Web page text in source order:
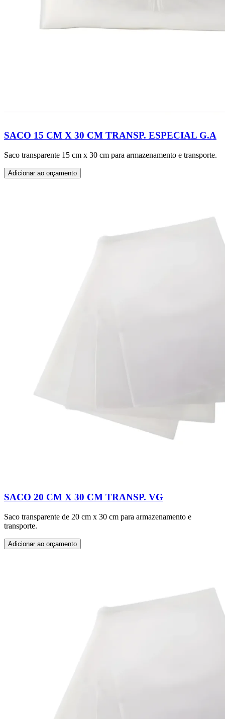
SACO 15 CM X 30 CM TRANSP. ESPECIAL G.A
Saco transparente 15 cm x 30 cm para armazenamento e transporte.
Adicionar ao orçamento
SACO 20 CM X 30 CM TRANSP. VG
Saco transparente de 20 cm x 30 cm para armazenamento e
transporte.
Adicionar ao orçamento